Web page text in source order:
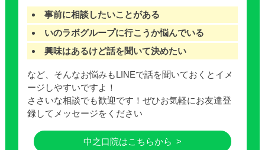
事前に相談したいことがある
いのラボグループに行こうか悩んでいる
興味はあるけど話を聞いて決めたい
など、そんなお悩みもLINEで話を聞いておくとイメ
ージしやすいですよ！
ささいな相談でも歓迎です！ぜひお気軽にお友達登
録してメッセージをください
中之口院はこちらから